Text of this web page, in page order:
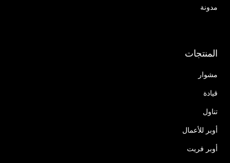
مدونة
المنتجات
مشوار
قيادة
تناول
أوبر للأعمال
أوبر فريت